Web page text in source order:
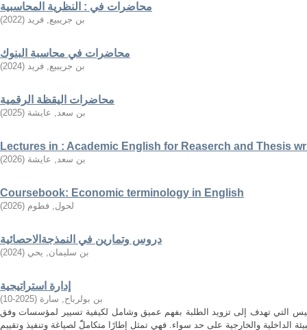
محاضرات في : النظرية المحاسبية
بن جريبيع, فريد (
2022
)
محاضرات في محاسبة البنوك
بن جريبيع, فريد (
2024
)
محاضرات اليقظة الرقمية
بن سعد, عايشة (
2025
)
Lectures in : Academic English for Reaserch and Thesis
بن سعد, عايشة (
2026
)
Coursebook: Economic terminology in English
لحول, فطوم (
2026
)
دروس وتمارين في النمذجةالاحصائية
بن سليمان, يحي (
2024
)
إدارة استراتيجية
بن بولرباح, سارة (
2025-10
)
التي تهدف إلى تزويد الطلبة بفهم عميق وشامل لكيفية تسيير لمؤسسات وفق